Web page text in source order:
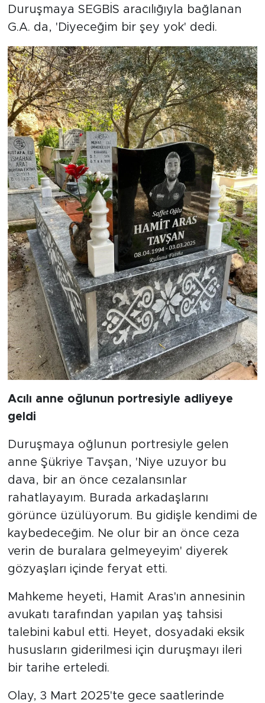
Duruşmaya SEGBİS aracılığıyla bağlanan
G.A. da, 'Diyeceğim bir şey yok' dedi.
Acılı anne oğlunun portresiyle adliyeye
geldi
Duruşmaya oğlunun portresiyle gelen
anne Şükriye Tavşan, 'Niye uzuyor bu
dava, bir an önce cezalansınlar
rahatlayayım. Burada arkadaşlarını
görünce üzülüyorum. Bu gidişle kendimi de
kaybedeceğim. Ne olur bir an önce ceza
verin de buralara gelmeyeyim' diyerek
gözyaşları içinde feryat etti.
Mahkeme heyeti, Hamit Aras'ın annesinin
avukatı tarafından yapılan yaş tahsisi
talebini kabul etti. Heyet, dosyadaki eksik
hususların giderilmesi için duruşmayı ileri
bir tarihe erteledi.
Olay, 3 Mart 2025'te gece saatlerinde